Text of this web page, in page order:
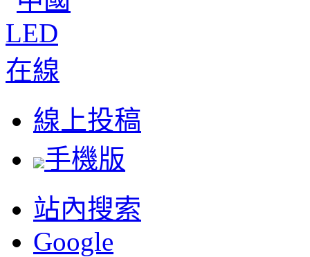
線上投稿
手機版
站內搜索
Google